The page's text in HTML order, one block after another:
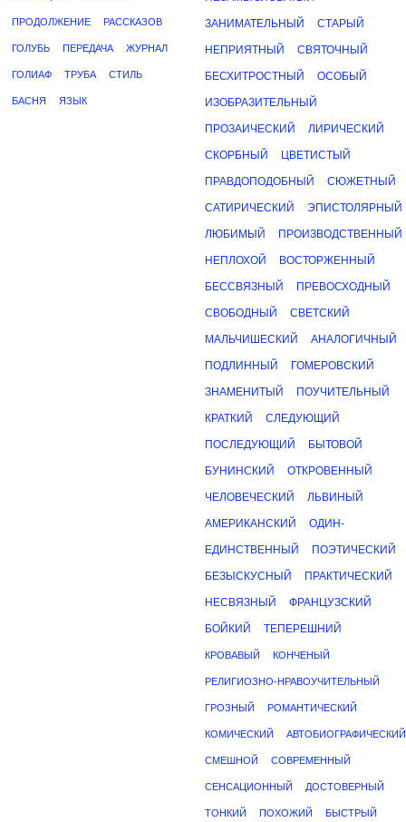
ПРОДОЛЖЕНИЕ РАССКАЗОВ
ГОЛУБЬ ПЕРЕДАЧА ЖУРНАЛ
ГОЛИАФ ТРУБА СТИЛЬ
БАСНЯ ЯЗЫК
ЗАНИМАТЕЛЬНЫЙ СТАРЫЙ
НЕПРИЯТНЫЙ СВЯТОЧНЫЙ
БЕСХИТРОСТНЫЙ ОСОБЫЙ
ИЗОБРАЗИТЕЛЬНЫЙ
ПРОЗАИЧЕСКИЙ ЛИРИЧЕСКИЙ
СКОРБНЫЙ ЦВЕТИСТЫЙ
ПРАВДОПОДОБНЫЙ СЮЖЕТНЫЙ
САТИРИЧЕСКИЙ ЭПИСТОЛЯРНЫЙ
ЛЮБИМЫЙ ПРОИЗВОДСТВЕННЫЙ
НЕПЛОХОЙ ВОСТОРЖЕННЫЙ
БЕССВЯЗНЫЙ ПРЕВОСХОДНЫЙ
СВОБОДНЫЙ СВЕТСКИЙ
МАЛЬЧИШЕСКИЙ АНАЛОГИЧНЫЙ
ПОДЛИННЫЙ ГОМЕРОВСКИЙ
ЗНАМЕНИТЫЙ ПОУЧИТЕЛЬНЫЙ
КРАТКИЙ СЛЕДУЮЩИЙ
ПОСЛЕДУЮЩИЙ БЫТОВОЙ
БУНИНСКИЙ ОТКРОВЕННЫЙ
ЧЕЛОВЕЧЕСКИЙ ЛЬВИНЫЙ
АМЕРИКАНСКИЙ ОДИН-
ЕДИНСТВЕННЫЙ ПОЭТИЧЕСКИЙ
БЕЗЫСКУСНЫЙ ПРАКТИЧЕСКИЙ
НЕСВЯЗНЫЙ ФРАНЦУЗСКИЙ
БОЙКИЙ ТЕПЕРЕШНИЙ
КРОВАВЫЙ КОНЧЕНЫЙ
РЕЛИГИОЗНО-НРАВОУЧИТЕЛЬНЫЙ
ГРОЗНЫЙ РОМАНТИЧЕСКИЙ
КОМИЧЕСКИЙ АВТОБИОГРАФИЧЕСКИЙ
СМЕШНОЙ СОВРЕМЕННЫЙ
СЕНСАЦИОННЫЙ ДОСТОВЕРНЫЙ
ТОНКИЙ ПОХОЖИЙ БЫСТРЫЙ